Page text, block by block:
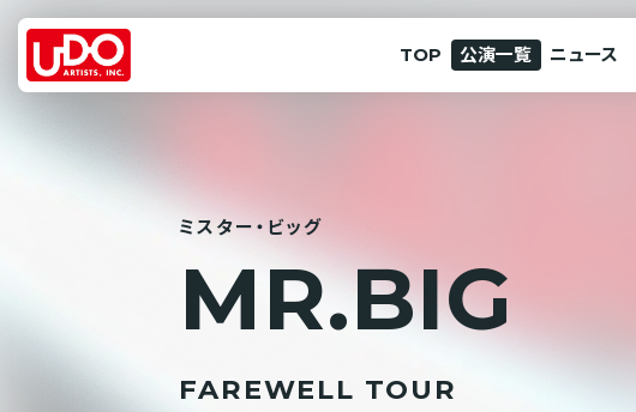
TOP 公演一覧 ニュース
ミスター・ビッグ
MR.BIG
FAREWELL TOUR